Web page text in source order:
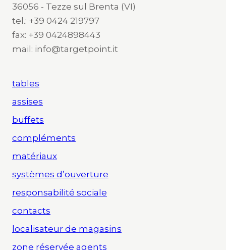
36056 - Tezze sul Brenta (VI)
tel.: +39 0424 219797
fax: +39 0424898443
mail: info@targetpoint.it
tables
assises
buffets
compléments
matériaux
systèmes d’ouverture
responsabilité sociale
contacts
localisateur de magasins
zone réservée agents